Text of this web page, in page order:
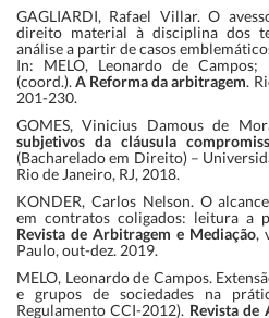
GAGLIARDI, Rafael Villar. O
direito material à disciplina dos
análise a partir de casos
In: MELO, Leonardo de Campos;
(coord.).A Reforma da arbitragem.
201-230.
GOMES, Vinicius Damous de
subjetivos da cláusula
(Bacharelado em Direito) –
Rio de Janeiro, RJ, 2018.
KONDER, Carlos Nelson. O
em contratos coligados: leitura a
Revista de Arbitragem e Mediação,
Paulo, out-dez. 2019.
MELO, Leonardo de Campos.
e grupos de sociedades na
Regulamento CCI-2012). Revista de